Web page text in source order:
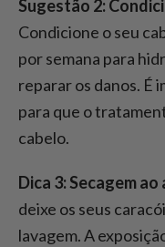
Sugestão 2:
Condicione o seu
por semana para
reparar os danos.
para que o
cabelo.
Dica 3: Secagem
deixe os seus
lavagem. A